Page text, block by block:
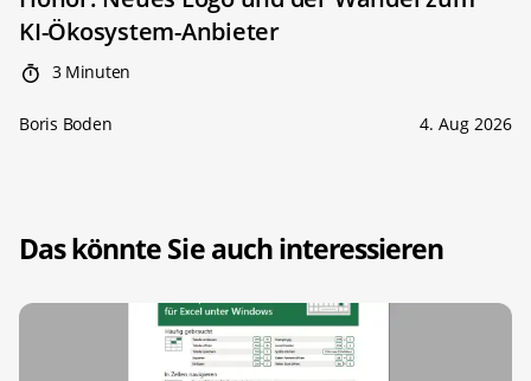
KI-Ökosystem-Anbieter
3 Minuten
Boris Boden 4. Aug 2026
Das könnte Sie auch interessieren